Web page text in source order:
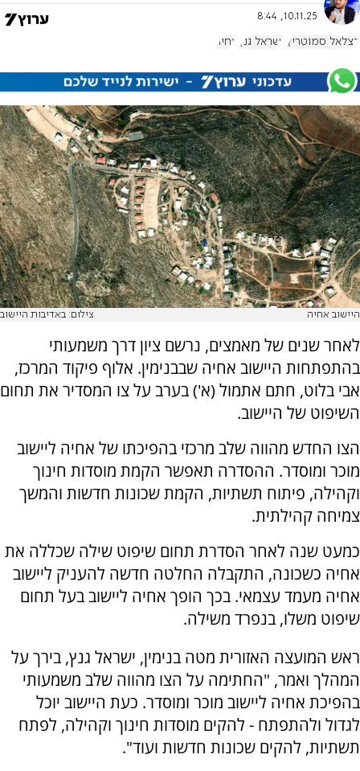
10.11.25, 8:44
בצלאל סמוטריץ' ישראל גנץ אחיה
היישוב אחיה צילום: באדיבות היישוב
לאחר שנים של מאמצים, נרשם ציון דרך משמעותי
בהתפתחות היישוב אחיה שבבנימין. אלוף פיקוד המרכז,
אבי בלוט, חתם אתמול (א') בערב על צו המסדיר את תחום
השיפוט של היישוב.
הצו החדש מהווה שלב מרכזי בהפיכתו של אחיה ליישוב
מוכר ומוסדר. ההסדרה תאפשר הקמת מוסדות חינוך
וקהילה, פיתוח תשתיות, הקמת שכונות חדשות והמשך
צמיחה קהילתית.
כמעט שנה לאחר הסדרת תחום שיפוט שילה שכללה את
אחיה כשכונה, התקבלה החלטה חדשה להעניק ליישוב
אחיה מעמד עצמאי. בכך הופך אחיה ליישוב בעל תחום
שיפוט משלו, בנפרד משילה.
ראש המועצה האזורית מטה בנימין, ישראל גנץ, בירך על
המהלך ואמר, "החתימה על הצו מהווה שלב משמעותי
בהפיכת אחיה ליישוב מוכר ומוסדר. כעת היישוב יוכל
לגדול ולהתפתח - להקים מוסדות חינוך וקהילה, לפתח
תשתיות, להקים שכונות חדשות ועוד".